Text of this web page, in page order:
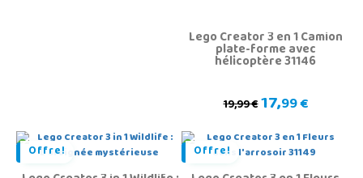
Lego Creator 3 en 1 Camion
plate-forme avec
hélicoptère 31146
19,99 €17,99 €
Offre! Offre!